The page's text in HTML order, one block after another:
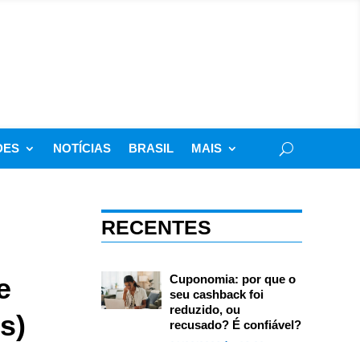
NOTÍCIAS BRASIL MAIS
RECENTES
Cuponomia: por que o
seu cashback foi
reduzido, ou
recusado? É confiável?